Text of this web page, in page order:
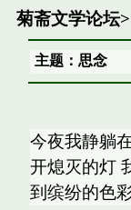
菊斋文学论坛
主题：思念
今夜我静躺
开熄灭的灯
到缤纷的色